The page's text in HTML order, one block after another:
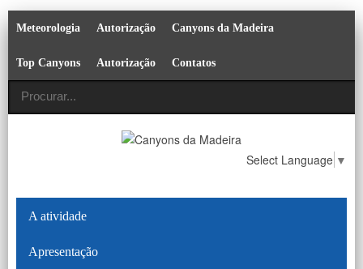
Meteorologia Autorização Canyons da Madeira
Top Canyons Autorização Contatos
Select Language ▼
A atividade
Apresentação